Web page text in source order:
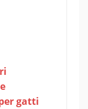
gatti